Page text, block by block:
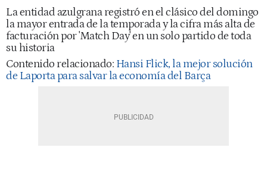
La entidad azulgrana registró en el clásico del domingo
la mayor entrada de la temporada y la cifra más alta de
facturación por 'Match Day' en un solo partido de toda
su historia
Contenido relacionado: Hansi Flick, la mejor solución
de Laporta para salvar la economía del Barça